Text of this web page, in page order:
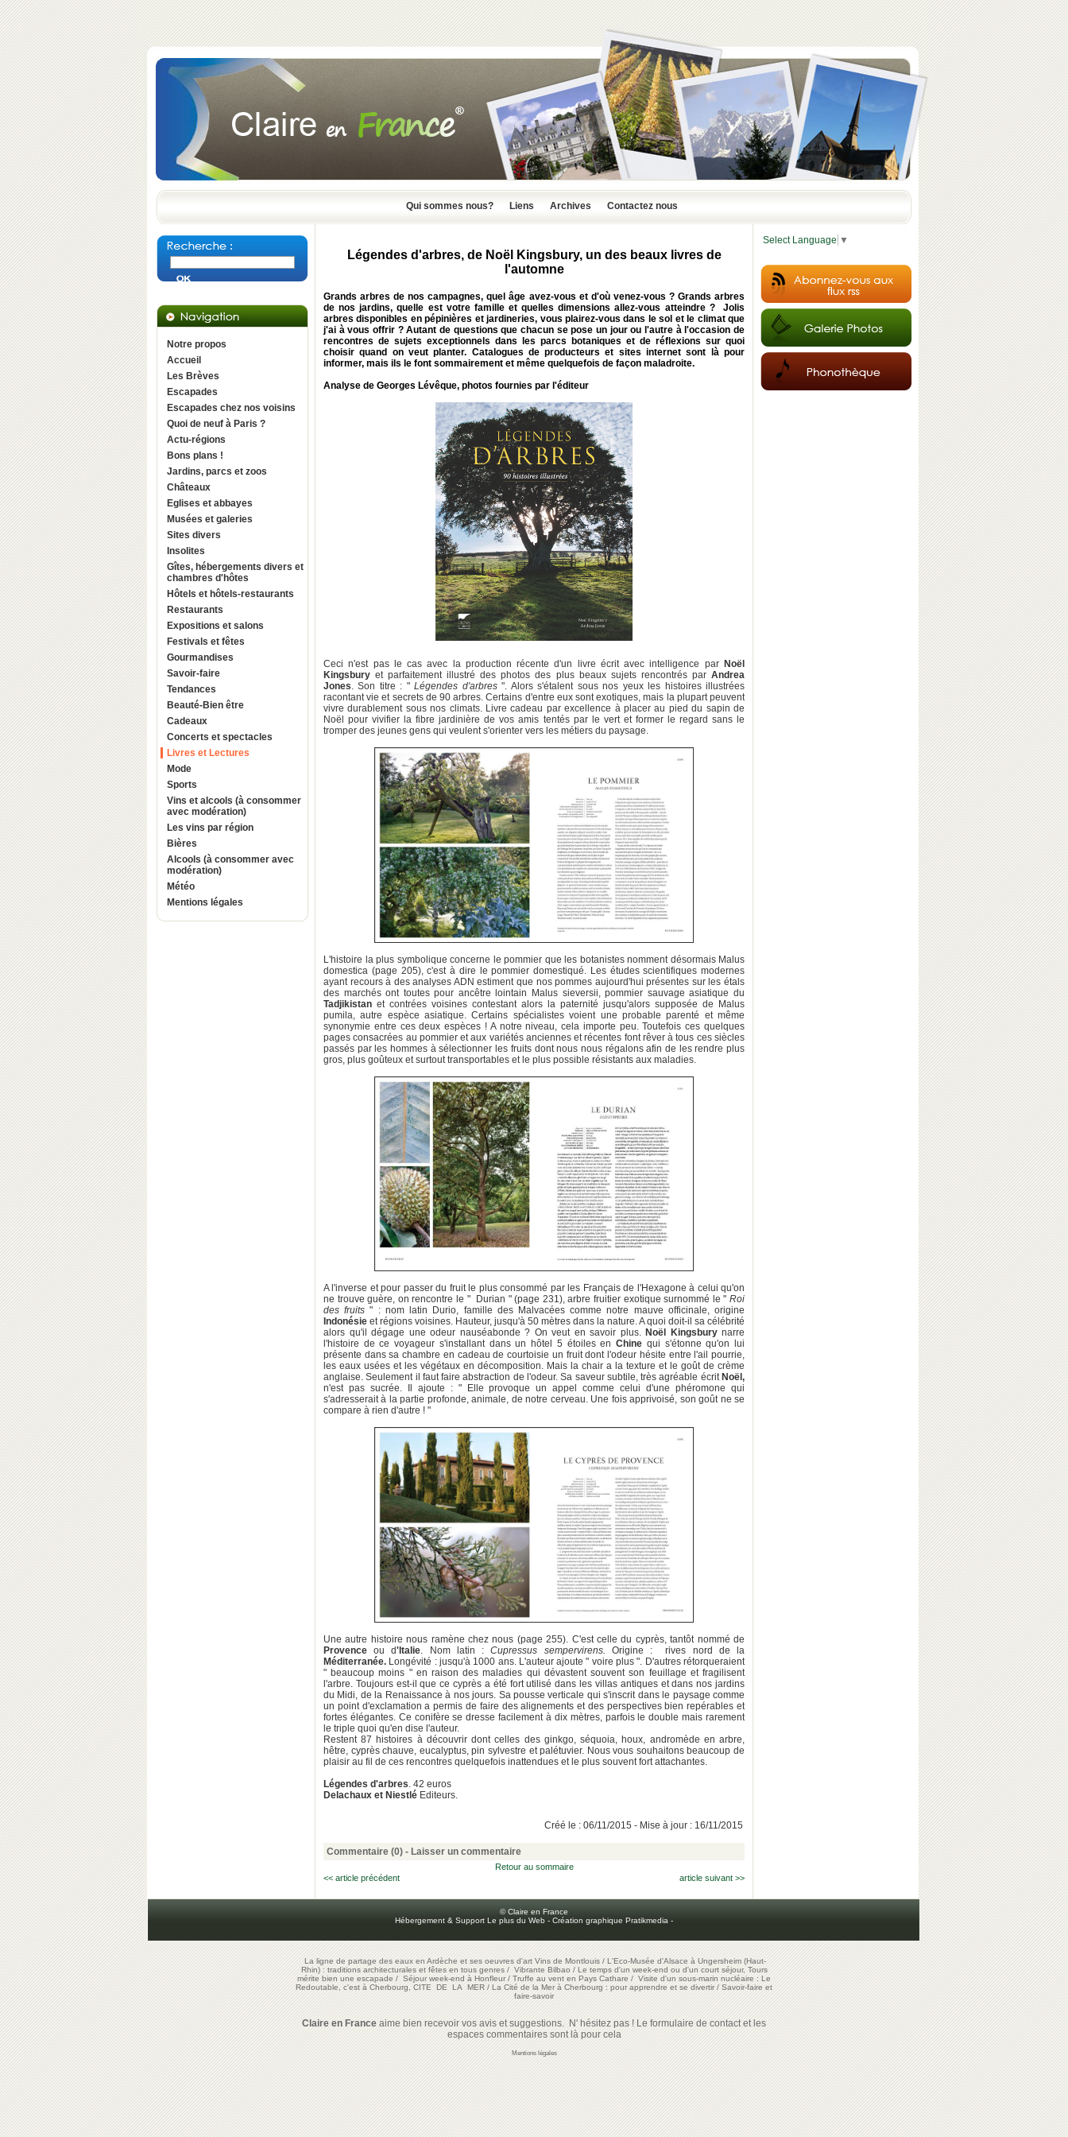
Qui sommes nous? Liens Archives Contactez nous
Notre propos
Accueil
Les Brèves
Escapades
Escapades chez nos voisins
Quoi de neuf à Paris ?
Actu-régions
Bons plans !
Jardins, parcs et zoos
Châteaux
Eglises et abbayes
Musées et galeries
Sites divers
Insolites
Gîtes, hébergements divers et
chambres d'hôtes
Hôtels et hôtels-restaurants
Restaurants
Expositions et salons
Festivals et fêtes
Gourmandises
Savoir-faire
Tendances
Beauté-Bien être
Cadeaux
Concerts et spectacles
Livres et Lectures
Mode
Sports
Vins et alcools (à consommer
avec modération)
Les vins par région
Bières
Alcools (à consommer avec
modération)
Météo
Mentions légales
Légendes d'arbres, de Noël Kingsbury, un des beaux livres de
l'automne
Grands arbres de nos campagnes, quel âge avez-vous et d'où venez-vous ? Grands arbres
de nos jardins, quelle est votre famille et quelles dimensions allez-vous atteindre ? Jolis
arbres disponibles en pépinières et jardineries, vous plairez-vous dans le sol et le climat que
j'ai à vous offrir ? Autant de questions que chacun se pose un jour ou l'autre à l'occasion de
rencontres de sujets exceptionnels dans les parcs botaniques et de réflexions sur quoi
choisir quand on veut planter. Catalogues de producteurs et sites internet sont là pour
informer, mais ils le font sommairement et même quelquefois de façon maladroite.
Analyse de Georges Lévêque, photos fournies par l'éditeur
Ceci n'est pas le cas avec la production récente d'un livre écrit avec intelligence par Noël
Kingsbury et parfaitement illustré des photos des plus beaux sujets rencontrés par Andrea
Jones. Son titre : "Légendes d'arbres". Alors s'étalent sous nos yeux les histoires illustrées
racontant vie et secrets de 90 arbres. Certains d'entre eux sont exotiques, mais la plupart peuvent
vivre durablement sous nos climats. Livre cadeau par excellence à placer au pied du sapin de
Noël pour vivifier la fibre jardinière de vos amis tentés par le vert et former le regard sans le
tromper des jeunes gens qui veulent s'orienter vers les métiers du paysage.
L'histoire la plus symbolique concerne le pommier que les botanistes nomment désormais Malus
domestica (page 205), c'est à dire le pommier domestiqué. Les études scientifiques modernes
ayant recours à des analyses ADN estiment que nos pommes aujourd'hui présentes sur les étals
des marchés ont toutes pour ancêtre lointain Malus sieversii, pommier sauvage asiatique du
Tadjikistan et contrées voisines contestant alors la paternité jusqu'alors supposée de Malus
pumila, autre espèce asiatique. Certains spécialistes voient une probable parenté et même
synonymie entre ces deux espèces ! A notre niveau, cela importe peu. Toutefois ces quelques
pages consacrées au pommier et aux variétés anciennes et récentes font rêver à tous ces siècles
passés par les hommes à sélectionner les fruits dont nous nous régalons afin de les rendre plus
gros, plus goûteux et surtout transportables et le plus possible résistants aux maladies.
A l'inverse et pour passer du fruit le plus consommé par les Français de l'Hexagone à celui qu'on
ne trouve guère, on rencontre le " Durian " (page 231), arbre fruitier exotique surnommé le " Roi
des fruits " : nom latin Durio, famille des Malvacées comme notre mauve officinale, origine
Indonésie et régions voisines. Hauteur, jusqu'à 50 mètres dans la nature. A quoi doit-il sa célébrité
alors qu'il dégage une odeur nauséabonde ? On veut en savoir plus. Noël Kingsburynarre
l'histoire de ce voyageur s'installant dans un hôtel 5 étoiles enChine qui s'étonne qu'on lui
présente dans sa chambre en cadeau de courtoisie un fruit dont l'odeur hésite entre l'ail pourrie,
les eaux usées et les végétaux en décomposition. Mais la chair a la texture et le goût de crème
anglaise. Seulement il faut faire abstraction de l'odeur. Sa saveur subtile, très agréable écrit Noël,
n'est pas sucrée. Il ajoute : " Elle provoque un appel comme celui d'une phéromone qui
s'adresserait à la partie profonde, animale, de notre cerveau. Une fois apprivoisé, son goût ne se
compare à rien d'autre ! "
Une autre histoire nous ramène chez nous (page 255). C'est celle du cyprès, tantôt nommé de
Provence ou d'Italie. Nom latin :Cupressus sempervirens. Origine : rives nord de la
Méditerranée. Longévité : jusqu'à 1000 ans. L'auteur ajoute " voire plus ". D'autres rétorqueraient
" beaucoup moins " en raison des maladies qui dévastent souvent son feuillage et fragilisent
l'arbre. Toujours est-il que ce cyprès a été fort utilisé dans les villas antiques et dans nos jardins
du Midi, de la Renaissance à nos jours. Sa pousse verticale qui s'inscrit dans le paysage comme
un point d'exclamation a permis de faire des alignements et des perspectives bien repérables et
fortes élégantes. Ce conifère se dresse facilement à dix mètres, parfois le double mais rarement
le triple quoi qu'en dise l'auteur.
Restent 87 histoires à découvrir dont celles des ginkgo, séquoia, houx, andromède en arbre,
hêtre, cyprès chauve, eucalyptus, pin sylvestre et palétuvier. Nous vous souhaitons beaucoup de
plaisir au fil de ces rencontres quelquefois inattendues et le plus souvent fort attachantes.
Légendes d'arbres. 42 euros
Delachaux et Niestlé Editeurs.
Créé le : 06/11/2015 - Mise à jour : 16/11/2015
Commentaire (0) - Laisser un commentaire
Retour au sommaire
article suivant >>
<< article précédent
Select Language ▼
© Claire en France
Hébergement & Support Le plus du Web - Création graphique Pratikmedia -
La ligne de partage des eaux en Ardèche et ses oeuvres d'art Vins de Montlouis/L'Eco-Musée d'Alsace à Ungersheim (Haut-
Rhin) : traditions architecturales et fêtes en tous genres/Vibrante Bilbao/Le temps d'un week-end ou d'un court séjour, Tours
mérite bien une escapade/Séjour week-end à Honfleur/Truffe au vent en Pays Cathare/Visite d'un sous-marin nucléaire : Le
Redoutable, c'est à Cherbourg, CITE DE LA MER/La Cité de la Mer à Cherbourg : pour apprendre et se divertir/Savoir-faire et
faire-savoir
Claire en Franceaime bien recevoir vos avis et suggestions. N' hésitez pas ! Le formulaire de contact et les
espaces commentaires sont là pour cela
Mentions légales